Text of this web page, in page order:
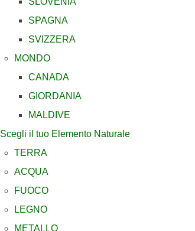
SPAGNA
SVIZZERA
MONDO
CANADA
GIORDANIA
MALDIVE
Scegli il tuo Elemento Naturale
TERRA
ACQUA
FUOCO
LEGNO
METALLO